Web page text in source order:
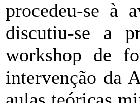
procedeu-se à
discutiu-se a
workshop de
intervenção da